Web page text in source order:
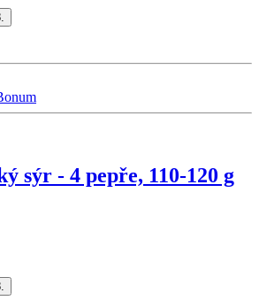
sýr - 4 pepře, 110-120 g